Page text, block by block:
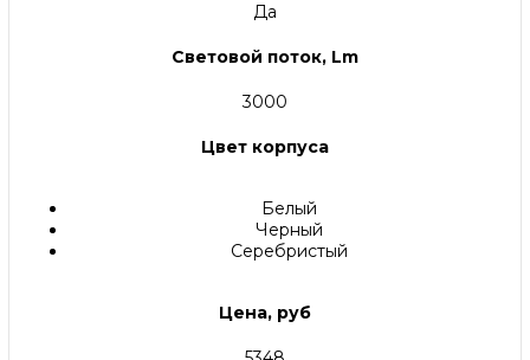
Да
Световой поток, Lm
3000
Цвет корпуса
Белый
Черный
Серебристый
Цена, руб